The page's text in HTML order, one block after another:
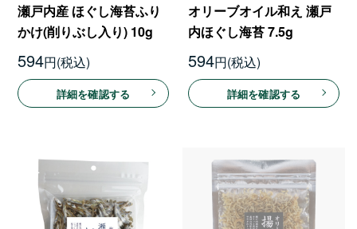
瀬戸内産 ほぐし海苔ふり
かけ(削りぶし入り) 10g
594円
詳細を確認する
オリーブオイル和え 瀬戸
内ほぐし海苔 7.5g
594円
詳細を確認する